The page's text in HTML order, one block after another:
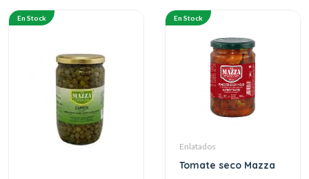
En Stock En Stock
Enlatados
Tomate seco Mazza